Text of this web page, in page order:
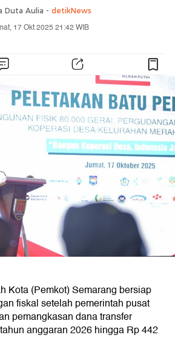
Duta Aulia - detikNews
17 Okt 2025 21:42 WIB
Kota (Pemkot) Semarang bersiap
fiskal setelah pemerintah pusat
pemangkasan dana transfer
anggaran 2026 hingga Rp 442